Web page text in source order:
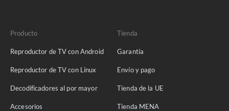
Producto
Reproductor de TV con Android
Reproductor de TV con Linux
Decodificadores al por mayor
Accesorios
Tienda
Garantía
Envío y pago
Tienda de la UE
Tienda MENA